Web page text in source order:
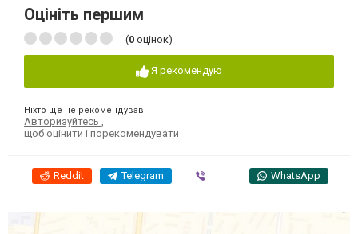
Оцініть першим
(0 оцінок)
Я рекомендую
Ніхто ще не рекомендував
Авторизуйтесь
щоб оцінити і порекомендувати
Reddit Telegram WhatsApp